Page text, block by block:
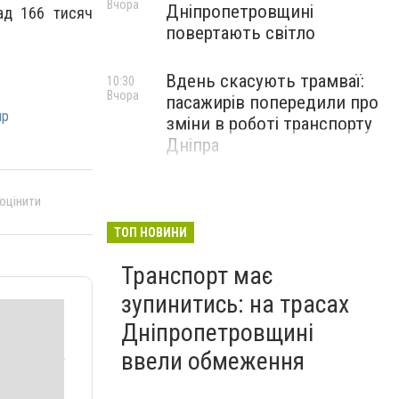
166 тисяч
Дніпропетровщині
повертають світло
Вчора
Вдень скасують трамваї:
пасажирів попередили про
зміни в роботі транспорту
Дніпра
10:30
Вчора
ТОП НОВИНИ
Транспорт має
зупинитись: на трасах
Дніпропетровщині
ввели обмеження